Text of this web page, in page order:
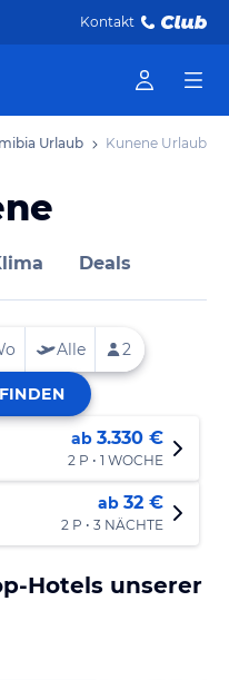
Kontakt
Urlaub Kunene Urlaub
Deals
ab 3.330 €
2 P • 1 WOCHE
ab 32 €
2 P • 3 NÄCHTE
Hotels unserer